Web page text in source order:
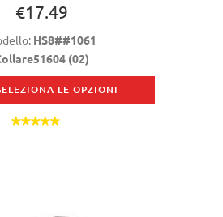
€17.49
HS8##1061
(02)
LE OPZIONI